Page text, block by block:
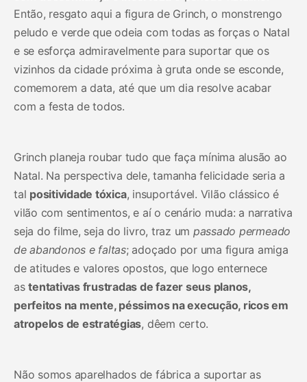
Então, resgato aqui a figura de Grinch, o monstrengo
peludo e verde que odeia com todas as forças o Natal
e se esforça admiravelmente para suportar que os
vizinhos da cidade próxima à gruta onde se esconde,
comemorem a data, até que um dia resolve acabar
com a festa de todos.
Grinch planeja roubar tudo que faça mínima alusão ao
Natal. Na perspectiva dele, tamanha felicidade seria a
tal positividade tóxica, insuportável. Vilão clássico é
vilão com sentimentos, e aí o cenário muda: a narrativa
seja do filme, seja do livro, traz um passado permeado
de abandonos e faltas; adoçado por uma figura amiga
de atitudes e valores opostos, que logo enternece
astentativas frustradas de fazer seus planos,
perfeitos na mente, péssimos na execução, ricos em
atropelos de estratégias, dêem certo.
Não somos aparelhados de fábrica a suportar as